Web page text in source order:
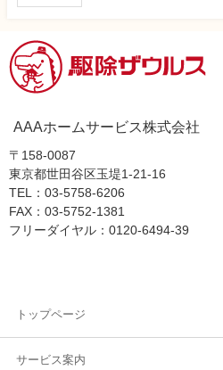
AAAホームサービス株式会社
〒158-0087
東京都世田谷区玉堤1-21-16
TEL：03-5758-6206
FAX：03-5752-1381
フリーダイヤル：0120-6494-39
トップページ
サービス案内